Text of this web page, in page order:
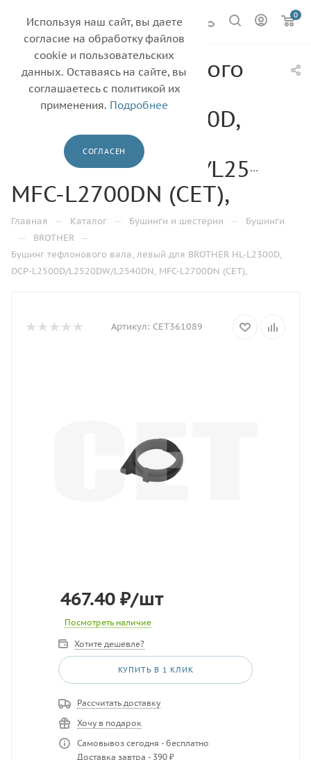
0
Бушинг тефлонового
вала, левый для
BROTHER HL-L2300D,
L2500D/L2520DW/
MFC-L2700DN (CET),
Главная — Каталог — Бушинги и шестерни — Бушинги
— BROTHER —
Бушинг тефлонового вала, левый для BROTHER HL-L2300D,
DCP-L2500D/L2520DW/L2540DN, MFC-L2700DN (CET),
Артикул: CET361089
467.40 ₽/шт
Посмотреть наличие
Хотите дешевле?
КУПИТЬ В 1 КЛИК
Рассчитать доставку
Хочу в подарок
Самовывоз сегодня - бесплатно
Доставка завтра - 390 ₽
Используя наш сайт, вы даете
согласие на обработку файлов
cookie и пользовательских
данных. Оставаясь на сайте, вы
соглашаетесь с политикой их
применения. Подробнее
СОГЛАСЕН